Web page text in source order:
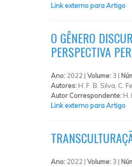
Link externo para Artigo
O GÊNERO
PERSPECTIVA
Ano: 2022 | Volume: 3 |
Autores: H. F. B. Silva, C.
Autor Correspondente: H.
Link externo para Artigo
Ano: 2022 | Volume: 3 |